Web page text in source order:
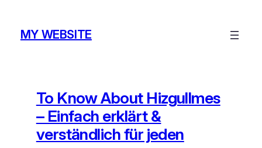
contentMY WEBSITE
To Know About Hizgullmes
– Einfach erklärt &
verständlich für jeden